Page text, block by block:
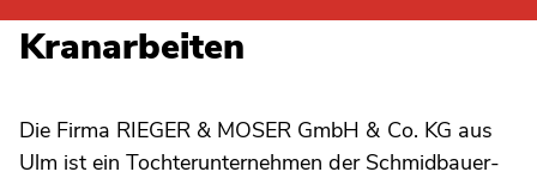
Kranarbeiten
Die Firma RIEGER & MOSER GmbH & Co. KG aus
Ulm ist ein Tochterunternehmen der Schmidbauer-